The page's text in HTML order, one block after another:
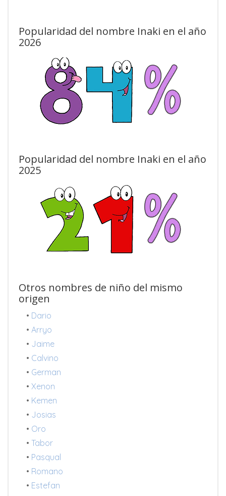
Popularidad del nombre Inaki en el año
2026
Popularidad del nombre Inaki en el año
2025
Otros nombres de niño del mismo
origen
• Dario
• Arryo
• Jaime
• Calvino
• German
• Xenon
• Kemen
• Josias
• Oro
• Tabor
• Pasqual
• Romano
• Estefan